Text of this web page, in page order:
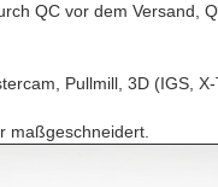
QC vor dem Versand,
Pullmill, 3D (IGS, X-
maßgeschneidert.